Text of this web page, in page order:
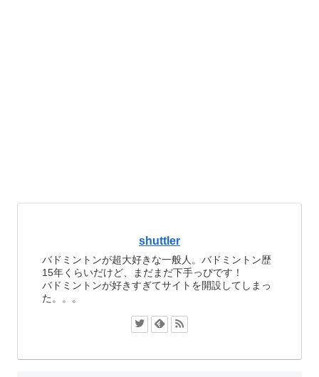
shuttler
バドミントンが超大好きな一般人。バドミントン歴
15年くらいだけど、まだまだ下手っぴです！
バドミントンが好きすぎてサイトを開設してしまっ
た。。。